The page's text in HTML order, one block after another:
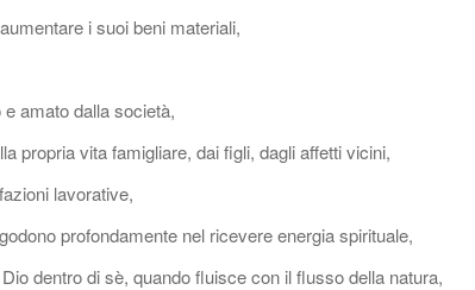
i suoi beni materiali,
amato dalla società,
propria vita famigliare, dai figli, dagli affetti vicini,
lavorative,
profondamente nel ricevere energia spirituale,
dentro di sè, quando fluisce con il flusso della natura,